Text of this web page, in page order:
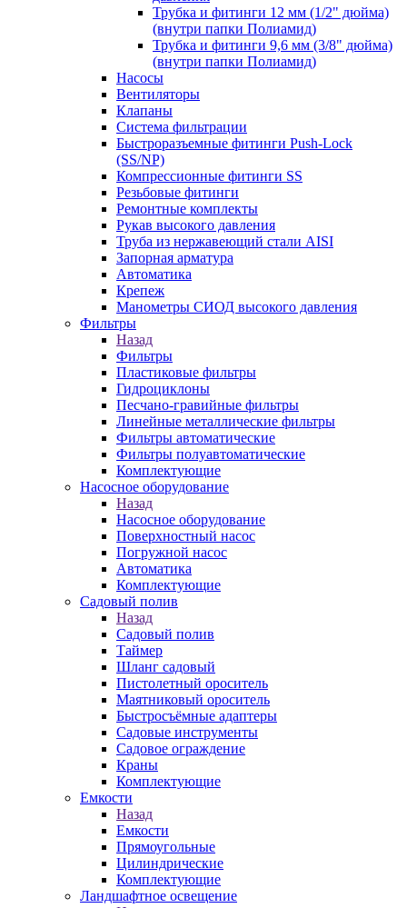
Трубка и фитинги 12 мм (1/2" дюйма)
(внутри папки Полиамид)
Трубка и фитинги 9,6 мм (3/8" дюйма)
(внутри папки Полиамид)
Насосы
Вентиляторы
Клапаны
Система фильтрации
Быстроразъемные фитинги Push-Lock
(SS/NP)
Компрессионные фитинги SS
Резьбовые фитинги
Ремонтные комплекты
Рукав высокого давления
Труба из нержавеющий стали AISI
Запорная арматура
Автоматика
Крепеж
Манометры СИОД высокого давления
Фильтры
Назад
Фильтры
Пластиковые фильтры
Гидроциклоны
Песчано-гравийные фильтры
Линейные металлические фильтры
Фильтры автоматические
Фильтры полуавтоматические
Комплектующие
Насосное оборудование
Назад
Насосное оборудование
Поверхностный насос
Погружной насос
Автоматика
Комплектующие
Садовый полив
Назад
Садовый полив
Таймер
Шланг садовый
Пистолетный ороситель
Маятниковый ороситель
Быстросъёмные адаптеры
Садовые инструменты
Садовое ограждение
Краны
Комплектующие
Емкости
Назад
Емкости
Прямоугольные
Цилиндрические
Комплектующие
Ландшафтное освещение